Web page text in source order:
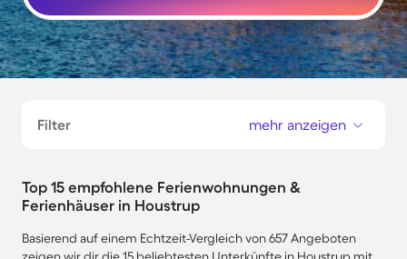
Filter mehr anzeigen
Top 15 empfohlene Ferienwohnungen &
Ferienhäuser in Houstrup
Basierend auf einem Echtzeit-Vergleich von 657 Angeboten